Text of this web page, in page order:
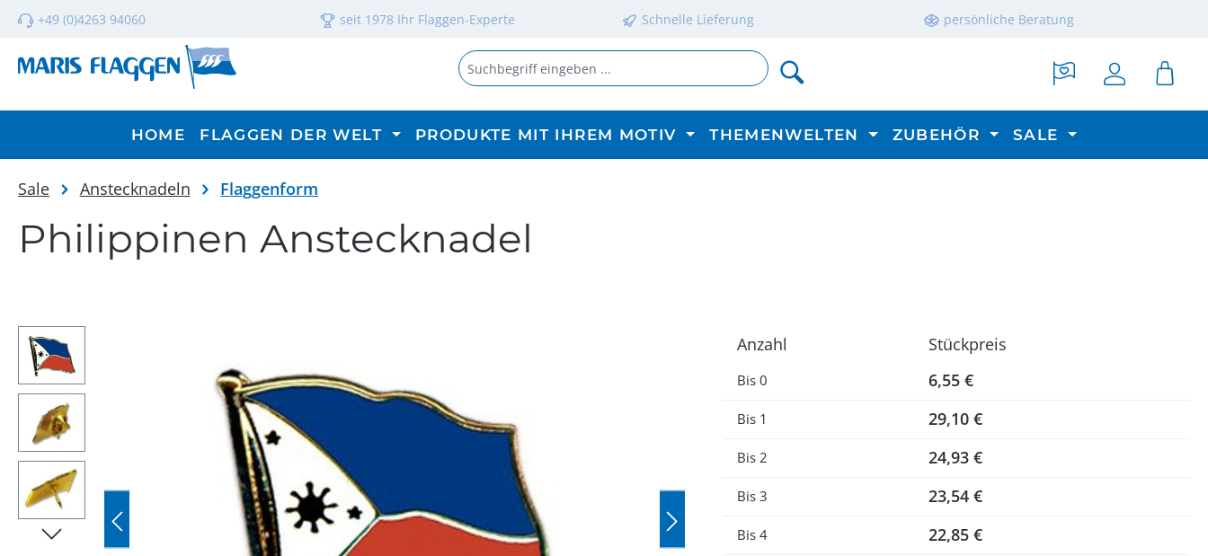
Hauptinhalt springen
Zur Suche springen
Zur Hauptnavigation springen
+49 (0)4263 94060 seit 1978 Ihr Flaggen-Experte Schnelle Lieferung persönliche Beratung
HOME FLAGGEN DER WELT PRODUKTE MIT IHREM MOTIV THEMENWELTEN ZUBEHÖR SALE
Sale Anstecknadeln Flaggenform
Philippinen Anstecknadel
Bildergalerie überspringen Anzahl Stückpreis
Bis0 6,55 €
Bis 1 29,10 €
Bis2 24,93 €
Bis3 23,54 €
Bis4 22,85 €